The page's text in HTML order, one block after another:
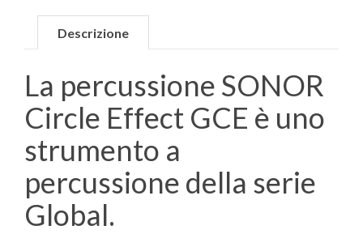
Descrizione
La percussione SONOR
Circle Effect GCE è uno
strumento a
percussione della serie
Global.